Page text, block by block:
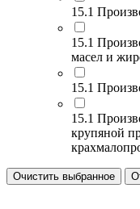
15.1
15.1
масел и
15.1
15.1
крупяной